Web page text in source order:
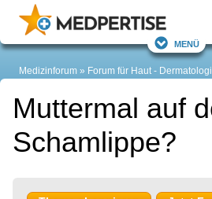
Menü
Medizinforum Forum für Haut -
Muttermal auf
Schamlippe?